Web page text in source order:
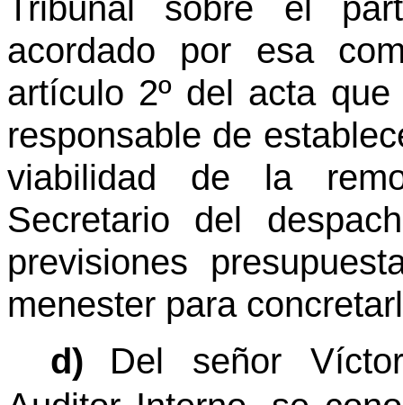
Tribunal sobre el
acordado por esa
artículo 2º del acta
responsable de
viabilidad de la
Secretario del
previsiones
menester para
d)
Del señor